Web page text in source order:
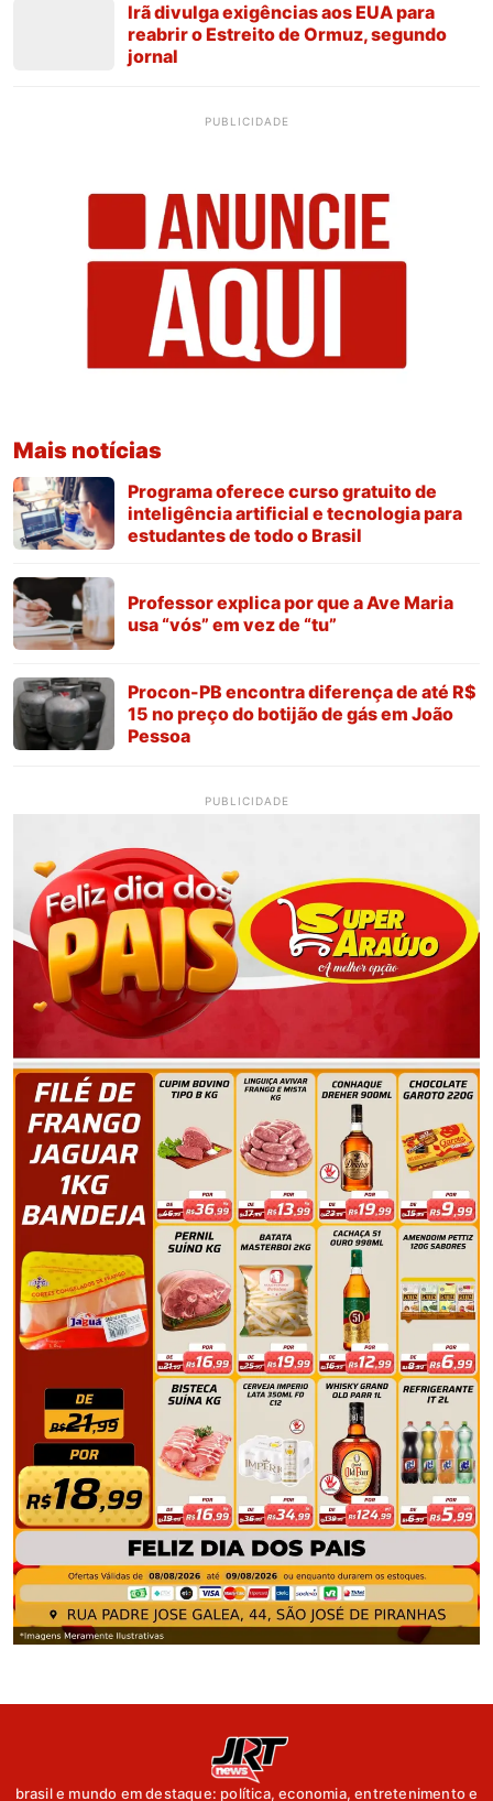
Irã divulga exigências aos EUA para
reabrir o Estreito de Ormuz, segundo
jornal
PUBLICIDADE
Mais notícias
Programa oferece curso gratuito de
inteligência artificial e tecnologia para
estudantes de todo o Brasil
Professor explica por que a Ave Maria
usa “vós” em vez de “tu”
Procon-PB encontra diferença de até R$
15 no preço do botijão de gás em João
Pessoa
PUBLICIDADE
brasil e mundo em destaque: política, economia, entretenimento e